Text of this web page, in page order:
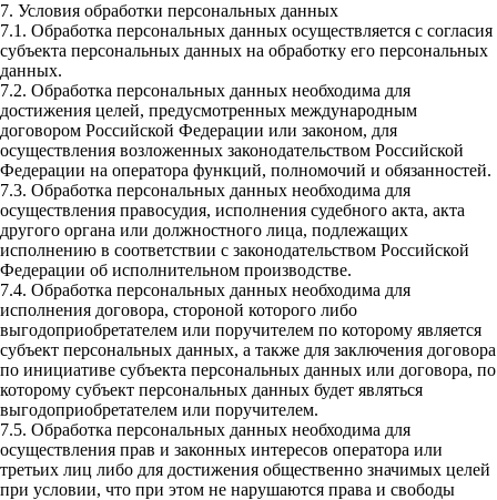
7. Условия обработки персональных данных
7.1. Обработка персональных данных осуществляется с согласия
субъекта персональных данных на обработку его персональных
данных.
7.2. Обработка персональных данных необходима для
достижения целей, предусмотренных международным
договором Российской Федерации или законом, для
осуществления возложенных законодательством Российской
Федерации на оператора функций, полномочий и обязанностей.
7.3. Обработка персональных данных необходима для
осуществления правосудия, исполнения судебного акта, акта
другого органа или должностного лица, подлежащих
исполнению в соответствии с законодательством Российской
Федерации об исполнительном производстве.
7.4. Обработка персональных данных необходима для
исполнения договора, стороной которого либо
выгодоприобретателем или поручителем по которому является
субъект персональных данных, а также для заключения договора
по инициативе субъекта персональных данных или договора, по
которому субъект персональных данных будет являться
выгодоприобретателем или поручителем.
7.5. Обработка персональных данных необходима для
осуществления прав и законных интересов оператора или
третьих лиц либо для достижения общественно значимых целей
при условии, что при этом не нарушаются права и свободы